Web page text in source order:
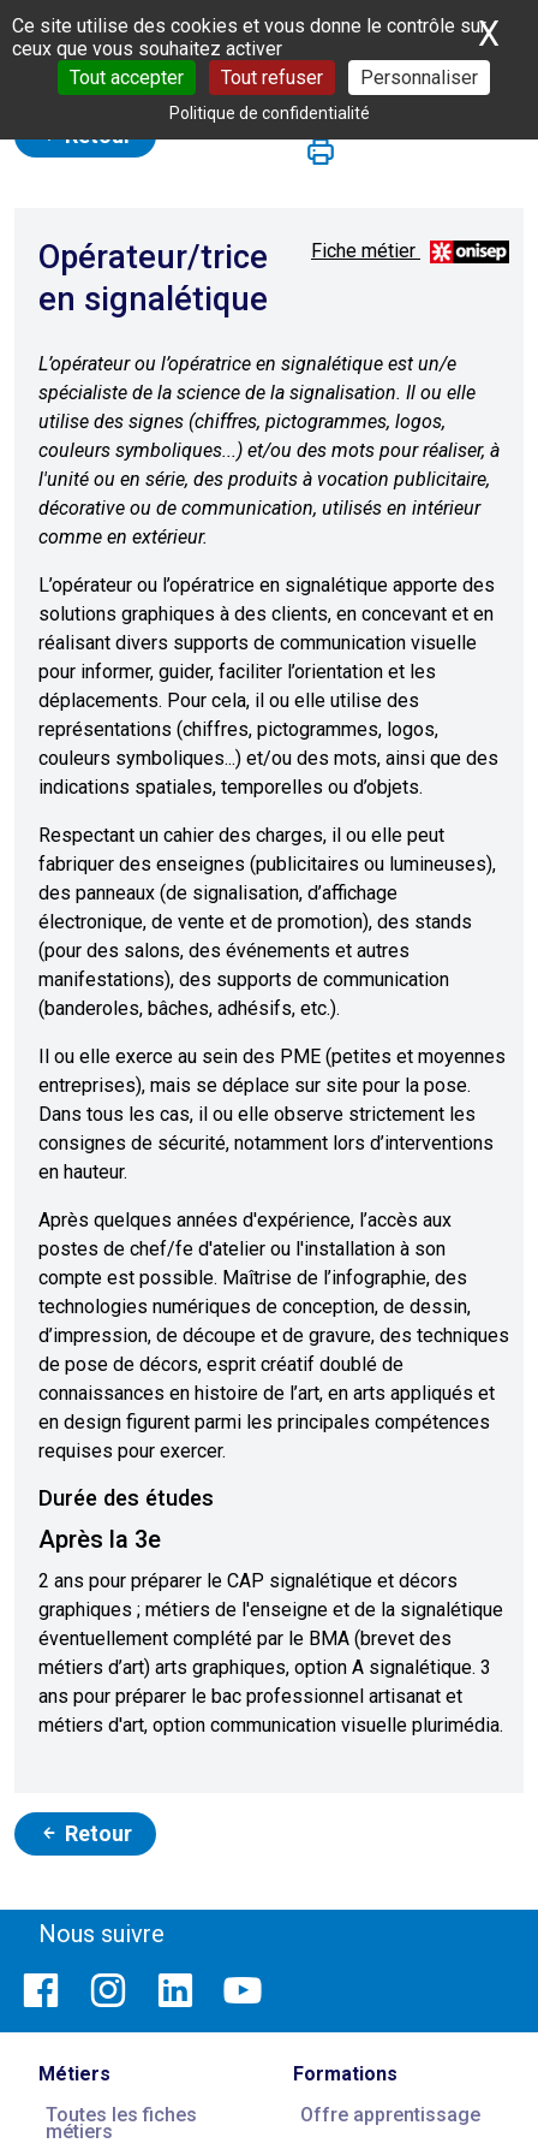
Panneau de gestion des cookies
Ce site utilise des cookies et vous donne le contrôle sur
ceux que vous souhaitez activer
Tout accepter
Tout refuser Personnaliser
Politique de confidentialité
X
Retour
Opérateur/trice
en signalétique
Fiche métier
L’opérateur ou l’opératrice en signalétique est un/e
spécialiste de la science de la signalisation. Il ou elle
utilise des signes (chiffres, pictogrammes, logos,
couleurs symboliques...) et/ou des mots pour réaliser, à
l'unité ou en série, des produits à vocation publicitaire,
décorative ou de communication, utilisés en intérieur
comme en extérieur.
L’opérateur ou l’opératrice en signalétique apporte des
solutions graphiques à des clients, en concevant et en
réalisant divers supports de communication visuelle
pour informer, guider, faciliter l’orientation et les
déplacements. Pour cela, il ou elle utilise des
représentations (chiffres, pictogrammes, logos,
couleurs symboliques...) et/ou des mots, ainsi que des
indications spatiales, temporelles ou d’objets.
Respectant un cahier des charges, il ou elle peut
fabriquer des enseignes (publicitaires ou lumineuses),
des panneaux (de signalisation, d’affichage
électronique, de vente et de promotion), des stands
(pour des salons, des événements et autres
manifestations), des supports de communication
(banderoles, bâches, adhésifs, etc.).
Il ou elle exerce au sein des PME (petites et moyennes
entreprises), mais se déplace sur site pour la pose.
Dans tous les cas, il ou elle observe strictement les
consignes de sécurité, notamment lors d’interventions
en hauteur.
Après quelques années d'expérience, l’accès aux
postes de chef/fe d'atelier ou l'installation à son
compte est possible. Maîtrise de l’infographie, des
technologies numériques de conception, de dessin,
d’impression, de découpe et de gravure, des techniques
de pose de décors, esprit créatif doublé de
connaissances en histoire de l’art, en arts appliqués et
en design figurent parmi les principales compétences
requises pour exercer.
Durée des études
Après la 3e
2 ans pour préparer le CAP signalétique et décors
graphiques ; métiers de l'enseigne et de la signalétique
éventuellement complété par le BMA (brevet des
métiers d’art) arts graphiques, option A signalétique. 3
ans pour préparer le bac professionnel artisanat et
métiers d'art, option communication visuelle plurimédia.
Retour
Nous suivre
Métiers
Toutes les fiches
métiers
Formations
Offre apprentissage